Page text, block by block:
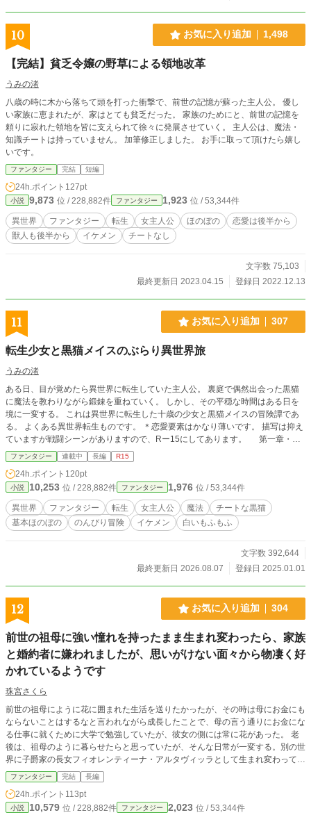
10 お気に入り追加 1,498
【完結】貧乏令嬢の野草による領地改革
うみの渚
八歳の時に木から落ちて頭を打った衝撃で、前世の記憶が蘇った主人公。 優し
い家族に恵まれたが、家はとても貧乏だった。 家族のためにと、前世の記憶を
頼りに寂れた領地を皆に支えられて徐々に発展させていく。 主人公は、魔法・
知識チートは持っていません。 加筆修正しました。 お手に取って頂けたら嬉し
いです。
ファンタジー 完結 短編
24h.ポイント 127pt
小説 9,873 位 / 228,882件 ファンタジー 1,923 位 / 53,344件
異世界 ファンタジー 転生 女主人公 ほのぼの
恋愛は後半から
獣人も後半から
イケメン チートなし
文字数 75,103
最終更新日 2023.04.15
登録日 2022.12.13
11 お気に入り追加 307
転生少女と黒猫メイスのぶらり異世界旅
うみの渚
ある日、目が覚めたら異世界に転生していた主人公。 裏庭で偶然出会った黒猫
に魔法を教わりながら鍛錬を重ねていく。 しかし、その平穏な時間はある日を
境に一変する。 これは異世界に転生した十歳の少女と黒猫メイスの冒険譚であ
る。 よくある異世界転生ものです。 ＊恋愛要素はかなり薄いです。 描写は抑え
ていますが戦闘シーンがありますので、Rー15にしてあります。 第一章・第
二章・第三章完結しました。 お気に入り登録といいねとエールありがとうござ
います。 執筆の励みになります。
ファンタジー 連載中 長編 R15
24h.ポイント 120pt
小説 10,253 位 / 228,882件 ファンタジー 1,976 位 / 53,344件
異世界 ファンタジー 転生 女主人公 魔法
チートな黒猫
基本ほのぼの
のんびり冒険 イケメン 白いもふもふ
文字数 392,644
最終更新日 2026.08.07
登録日 2025.01.01
12 お気に入り追加 304
前世の祖母に強い憧れを持ったまま生まれ変わったら、家族
と婚約者に嫌われましたが、思いがけない面々から物凄く好
かれているようです
珠宮さくら
前世の祖母にように花に囲まれた生活を送りたかったが、その時は母にお金にも
ならないことはするなと言われながら成長したことで、母の言う通りにお金にな
る仕事に就くために大学で勉強していたが、彼女の側には常に花があった。 老
後は、祖母のように暮らせたらと思っていたが、そんな日常が一変する。別の世
界に子爵家の長女フィオレンティーナ・アルタヴィッラとして生まれ変わって
も、前世の祖母のようになりたいという強い憧れがあったせいか、前世のことを
忘れることなく転生した。前世をよく覚えている分、新しい人生を悔いなく過ご
そうとする思いが、フィオレンティーナには強かった。 そのせいで、貴族らし
くないことばかりをして、家族や婚約者に物凄く嫌われてしまうが、思わぬ方面
ファンタジー 完結 長編
24h.ポイント 113pt
小説 10,579 位 / 228,882件 ファンタジー 2,023 位 / 53,344件